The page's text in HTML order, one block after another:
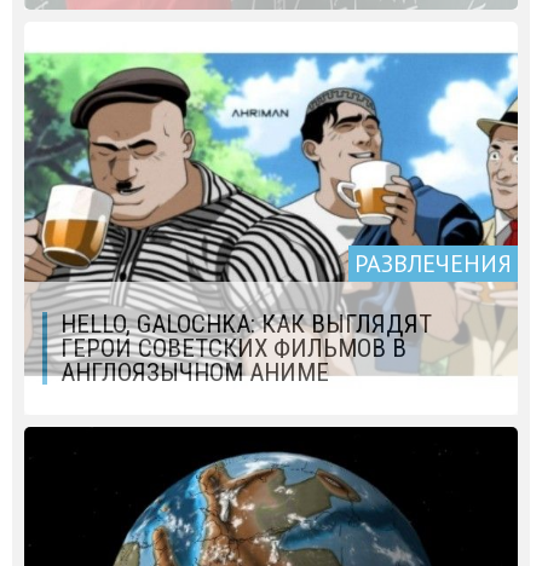
РАЗВЛЕЧЕНИЯ
HELLO, GALOCHKA: КАК ВЫГЛЯДЯТ
ГЕРОИ СОВЕТСКИХ ФИЛЬМОВ В
АНГЛОЯЗЫЧНОМ АНИМЕ